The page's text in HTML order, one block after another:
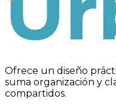
Urban
Ofrece un diseño
suma organización y
compartidos.